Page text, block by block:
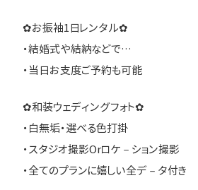
✿お振袖1日レンタル✿
・結婚式や結納などで…
・当日お支度ご予約も可能
✿和装ウェディングフォト✿
・白無垢・選べる色打掛
・スタジオ撮影Orロケ－ション撮影
・全てのプランに嬉しい全デ－タ付き